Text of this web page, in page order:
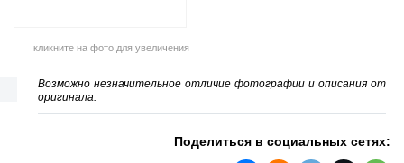
кликните на фото для увеличения
Возможно незначительное отличие фотографии и описания от
оригинала.
Поделиться в социальных сетях: